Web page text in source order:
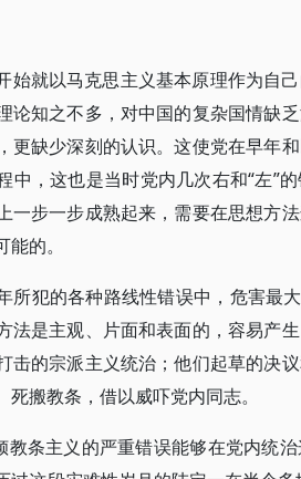
始就以马克思主义基本原理作为自
论知之不多，对中国的复杂国情缺
更缺少深刻的认识。这使党在早年
中，这也是当时党内几次右和“左”
一步一步成熟起来，需要在思想方
的。
所犯的各种路线性错误中，危害最
法是主观、片面和表面的，容易产
击的宗派主义统治；他们起草的决
搬教条，借以威吓党内同志。
教条主义的严重错误能够在党内统